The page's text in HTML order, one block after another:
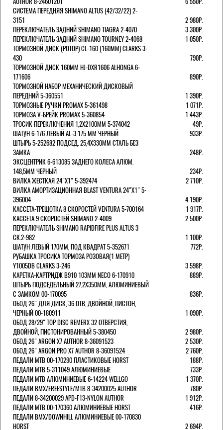
СИСТЕМА ПЕРЕДНЯЯ SHIMANO ALTUS (42/32/22) 2-
3151
2 980Р.
ПЕРЕКЛЮЧАТЕЛЬ ЗАДНИЙ SHIMANO TIAGRA 2-4070
3 300Р.
ПЕРЕКЛЮЧАТЕЛЬ ЗАДНИЙ SHIMANO TOURNEY 2-4068
1 050Р.
ТОРМОЗНОЙ ДИСК (РОТОР) CL-160 (160ММ) CLARKS 3-
430
790Р.
ТОРМОЗНОЙ ДИСК 160ММ HJ-DXR1606 ALHONGA 6-
171606
890Р.
ТОРМОЗНОЙ НАБОР МЕХАНИЧЕСКИЙ ДИСКОВЫЙ
ПЕРЕДНИЙ 5-360551
1 390Р.
ТОРМОЗНЫЕ РУЧКИ PROMAX 5-361498
1 071Р.
ТОРМОЗА V-БРЕЙК PROMAX 5-360854
1 443Р.
ТРОСИК ПЕРЕКЛЮЧЕНИЯ 1,2Х2100ММ 5-374042
49Р.
ШАТУН 6-176 ЛЕВЫЙ AL-3 175 ММ ЧЕРНЫЙ
933Р.
ШТЫРЬ 5-252682 ПОДСЕД. 25,4Х330ММ СТАЛЬ БЕЗ
ЗАМКА
248Р.
ЭКСЦЕНТРИК 6-613085 ЗАДНЕГО КОЛЕСА АЛЮМ.
148,5ММ ЧЕРНЫЙ
234Р.
ВИЛКА ЖЕСТКАЯ 24"Х1" 5-392474
2 710Р.
ВИЛКА АМОРТИЗАЦИОННАЯ BLAST VENTURA 24"Х1" 5-
396004
4 190Р.
КАССЕТА-ТРЕЩОТКА 8 СКОРОСТЕЙ VENTURA 5-700164
1 917Р.
КАССЕТА 9 СКОРОСТЕЙ SHIMANO 2-4009
2 500Р.
ПЕРЕКЛЮЧАТЕЛЬ SHIMANO RAPIDFIRE PLUS ALTUS 3
СК.2-982
1 100Р.
ШАТУН ЛЕВЫЙ 170ММ, ПОД КВАДРАТ 5-352671
772Р.
РУБАШКА ТРОСИКА ТОРМОЗА РОЗОВАЯ(1 МЕТР)
Y1005DB CLARKS 3-246
3 598Р.
КАРЕТКА-КАРТРИДЖ B910 103ММ NECO 6-170910
889Р.
ШТЫРЬ ПОДСЕДЕЛЬНЫЙ 27,2Х350ММ, АЛЮМИНИЕВЫЙ
С ЗАМКОМ 00-170095
836Р.
ОБОД 26" ДЛЯ ДИСК, 36 ОТВ, ДВОЙНОЙ, ПИСТОН,
ЧЕРНЫЙ 00-180911
1 090Р.
ОБОД 28/29" TOP DISC REMERX 32 ОТВЕРСТИЯ,
ДВОЙНОЙ, ПИСТОНИРОВАННЫЙ 5-380450
2 980Р.
ОБОД 26" ARGON X7 AUTHOR 8-36091523
2 530Р.
ОБОД 26" ARGON PRO X7 AUTHOR 8-36091524
2 760Р.
ПЕДАЛИ МТВ 00-170290 ПЛАСТИКОВЫЕ HORST
188Р.
ПЕДАЛИ MTB 5-311049 АЛЮМИНИЕВЫЕ
733Р.
ПЕДАЛИ MTB АЛЮМИНИЕВЫЕ 6-14224 WELLGO
1 370Р.
ПЕДАЛИ BMX/FREESTYLE/MTB 8-34200025 AUTHOR
780Р.
ПЕДАЛИ 8-34200029 APD-F13-NYLON AUTHOR
1 912Р.
ПЕДАЛИ МТВ 00-170360 АЛЮМИНИЕВЫЕ HORST
416Р.
ПЕДАЛИ BMX/DOWNHILL АЛЮМИНИЕВЫЕ 00-170830
HORST
2 694Р.